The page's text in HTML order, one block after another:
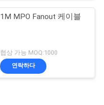
1M MPO Fanout 케이블
협상 가능 MOQ:1000
연락하다